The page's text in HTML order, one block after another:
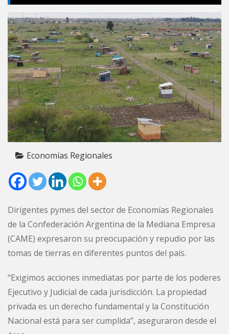
Economías Regionales
Dirigentes pymes del sector de Economías Regionales
de la Confederación Argentina de la Mediana Empresa
(CAME) expresaron su preocupación y repudio por las
tomas de tierras en diferentes puntos del país.
“Exigimos acciones inmediatas por parte de los poderes
Ejecutivo y Judicial de cada jurisdicción. La propiedad
privada es un derecho fundamental y la Constitución
Nacional está para ser cumplida”, aseguraron desde el